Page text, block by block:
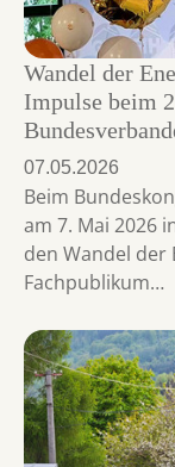
Wandel der
Impulse beim
07.05.2026
Beim
am 7. Mai 2026
den Wandel
Fachpublikum…